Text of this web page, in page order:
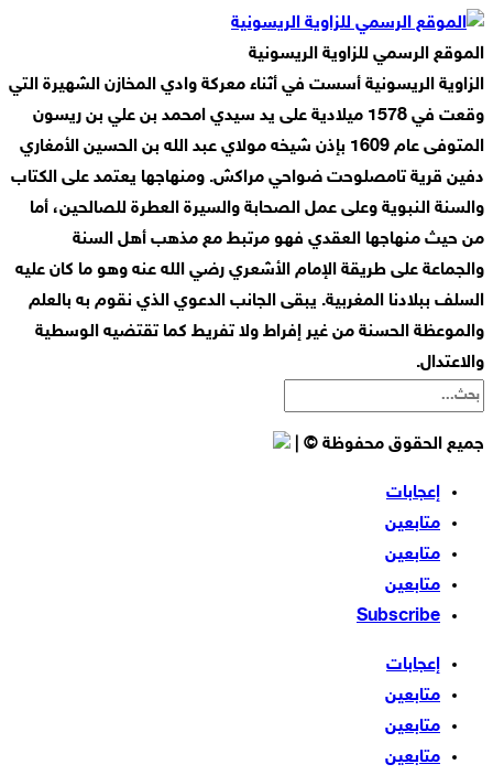
الموقع الرسمي للزاوية الريسونية
الزاوية الريسونية أسست في أثناء معركة وادي المخازن الشهيرة التي
وقعت في 1578 ميلادية على يد سيدي امحمد بن علي بن ريسون
المتوفى عام 1609 بإذن شيخه مولاي عبد الله بن الحسين الأمغاري
دفين قرية تامصلوحت ضواحي مراكش. ومنهاجها يعتمد على الكتاب
والسنة النبوية وعلى عمل الصحابة والسيرة العطرة للصالحين، أما
من حيث منهاجها العقدي فهو مرتبط مع مذهب أهل السنة
والجماعة على طريقة الإمام الأشعري رضي الله عنه وهو ما كان عليه
السلف ببلادنا المغربية. يبقى الجانب الدعوي الذي نقوم به بالعلم
والموعظة الحسنة من غير إفراط ولا تفريط كما تقتضيه الوسطية
والاعتدال.
جميع الحقوق محفوظة © |
إعجابات
متابعين
متابعين
متابعين
Subscribe
إعجابات
متابعين
متابعين
متابعين